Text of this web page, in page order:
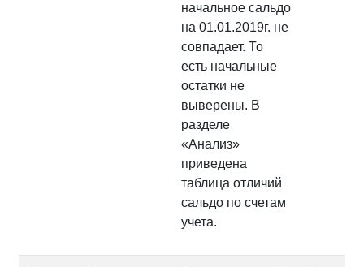
начальное сальдо
на 01.01.2019г. не
совпадает. То
есть начальные
остатки не
выверены. В
разделе
«Анализ»
приведена
таблица отличий
сальдо по счетам
учета.